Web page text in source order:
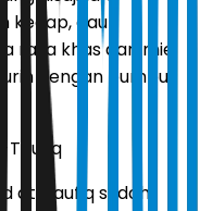
kecap, daun
rasa khas dari mie
dengan bumbu
Taufiq
at-taufiq sudah